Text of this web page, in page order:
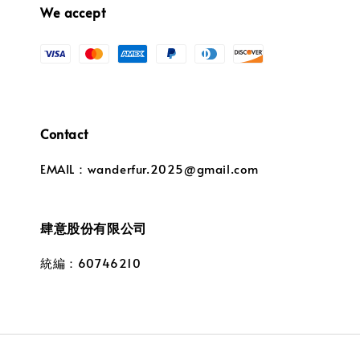
We accept
Contact
EMAIL：wanderfur.2025@gmail.com
肆意股份有限公司
統編：60746210